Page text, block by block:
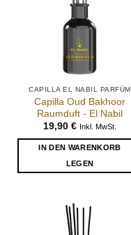
CAPILLA EL NABIL PARFÜM
Capilla Oud Bakhoor
Raumduft - El Nabil
19,90 € Inkl. MwSt.
IN DEN WARENKORB
LEGEN